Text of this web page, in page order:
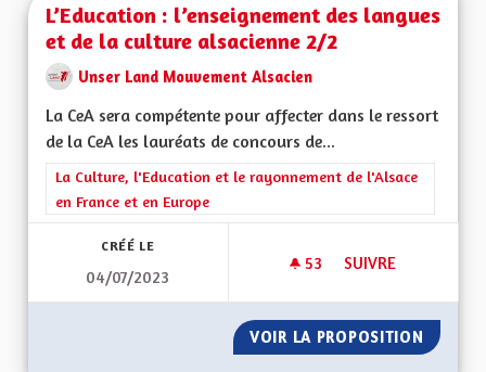
L’Education : l’enseignement des langues
et de la culture alsacienne 2/2
Unser Land Mouvement Alsacien
La CeA sera compétente pour affecter dans le ressort
de la CeA les lauréats de concours de...
Filtrer les résultats de la catégorie : La Culture, l'Education et
La Culture, l'Education et le rayonnement de l'Alsace
en France et en Europe
CRÉÉ LE
04/07/2023
53 53 ABONNÉS
SUIVRE
VOIR LA PROPOSITION